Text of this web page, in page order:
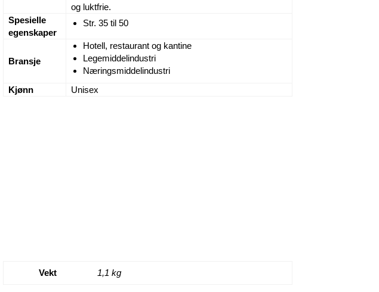
og luktfrie.
Spesielle
egenskaper
Str. 35 til 50
Bransje
Hotell, restaurant og kantine
Legemiddelindustri
Næringsmiddelindustri
Kjønn
Unisex
Vekt 1,1 kg